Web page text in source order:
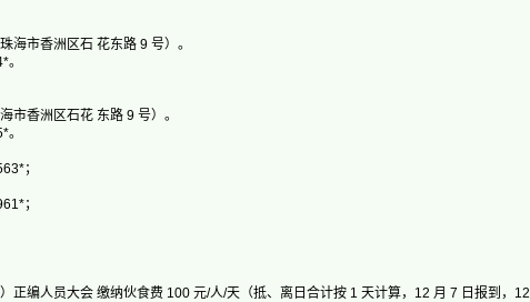
市香洲区石 花东路 9 号）。
香洲区石花 东路 9 号）。
；
；
编人员大会 缴纳伙食费 100 元/人/天（抵、离日合计按 1 天计算，12 月 7 日报到，12